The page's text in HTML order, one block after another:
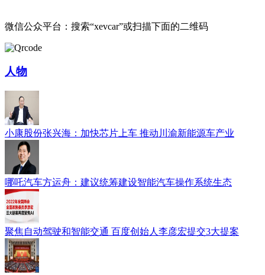
微信公众平台：搜索“xevcar”或扫描下面的二维码
人物
小康股份张兴海：加快芯片上车 推动川渝新能源车产业
哪吒汽车方运舟：建议统筹建设智能汽车操作系统生态
聚焦自动驾驶和智能交通 百度创始人李彦宏提交3大提案